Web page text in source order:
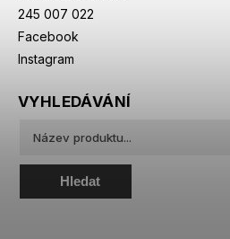
245 007 022
Facebook
Instagram
VYHLEDÁVÁNÍ
Hledat